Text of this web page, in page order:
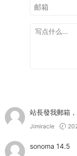
站長發我郵箱
Jimiracle
sonoma 14.5